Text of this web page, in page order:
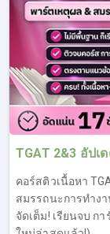
TGAT 2&3 อัปเ
คอร์สติวเนื้อหา
สมรรถนะการทำง
จัดเต็ม! เรียนจบ ก